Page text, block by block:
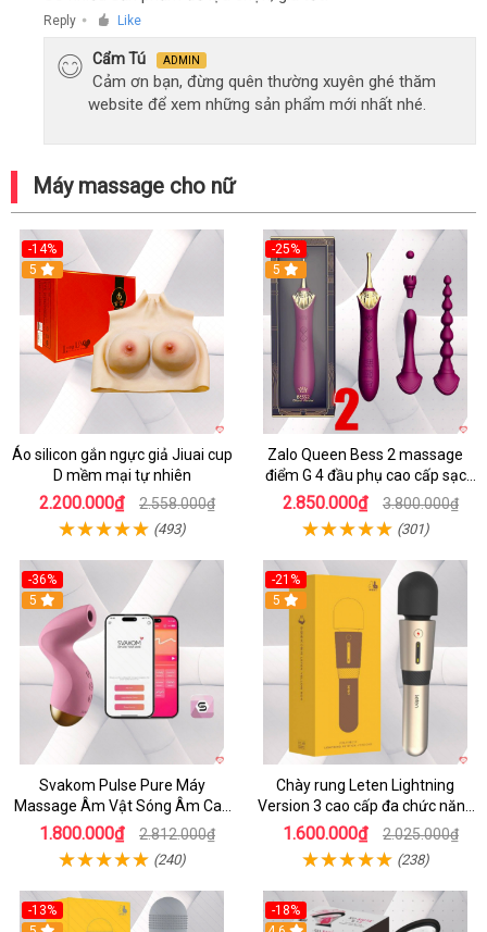
Reply ● Like
Cẩm Tú ADMIN
Cảm ơn bạn, đừng quên thường xuyên ghé thăm
website để xem những sản phẩm mới nhất nhé.
Máy massage cho nữ
-14%
5
Áo silicon gắn ngực giả Jiuai cup
D mềm mại tự nhiên
2.200.000₫ 2.558.000₫
(493)
-25%
5
Zalo Queen Bess 2 massage
điểm G 4 đầu phụ cao cấp sạc
tiện lợi
2.850.000₫ 3.800.000₫
(301)
-36%
5
Svakom Pulse Pure Máy
Massage Âm Vật Sóng Âm Cao
Cấp Điều Khiển App Đỉnh
1.800.000₫ 2.812.000₫
(240)
-21%
5
Chày rung Leten Lightning
Version 3 cao cấp đa chức năng
kích thích
1.600.000₫ 2.025.000₫
(238)
-13%
-18%